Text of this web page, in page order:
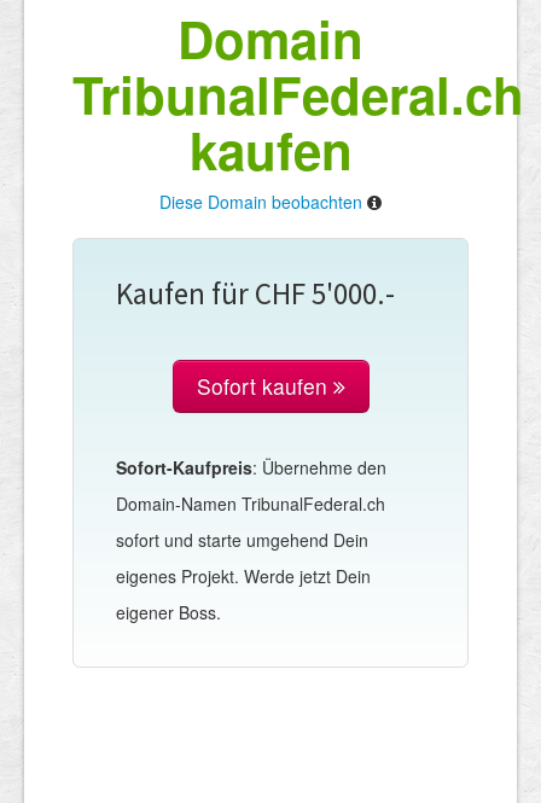
Domain
TribunalFederal.ch
kaufen
Diese Domain beobachten
Kaufen für CHF 5'000.-
Sofort kaufen
Sofort-Kaufpreis: Übernehme den
Domain-Namen TribunalFederal.ch
sofort und starte umgehend Dein
eigenes Projekt. Werde jetzt Dein
eigener Boss.